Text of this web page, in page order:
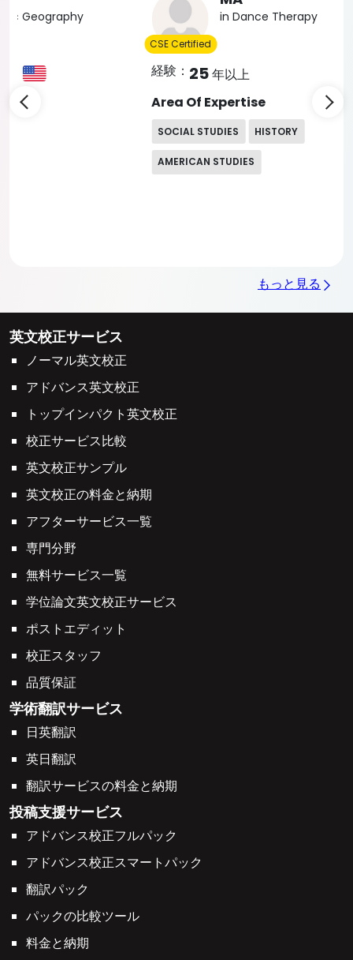
in Dance Therapy
Area Of Expertise
HISTORY
もっと見る
英文校正サービス
ノーマル英文校正
アドバンス英文校正
トップインパクト英文校正
校正サービス比較
英文校正サンプル
英文校正の料金と納期
アフターサービス一覧
専門分野
無料サービス一覧
学位論文英文校正サービス
ポストエディット
校正スタッフ
品質保証
学術翻訳サービス
日英翻訳
英日翻訳
翻訳サービスの料金と納期
投稿支援サービス
アドバンス校正フルパック
アドバンス校正スマートパック
翻訳パック
パックの比較ツール
料金と納期